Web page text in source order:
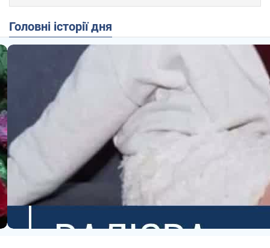
Головні історії дня